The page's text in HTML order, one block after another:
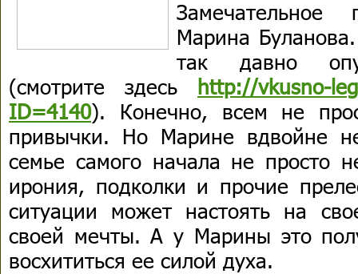
Марина
так давно
(смотрите здесь http://vkusno-
ID=4140). Конечно, всем не
привычки. Но Марине вдвойне
семье самого начала не просто
ирония, подколки и прочие
ситуации может настоять на
своей мечты. А у Марины это
восхититься ее силой духа.